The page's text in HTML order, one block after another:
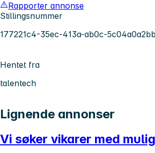
Rapporter annonse
Stillingsnummer
177221c4-35ec-413a-ab0c-
Hentet fra
talentech
Lignende annonser
Vi søker vikarer med